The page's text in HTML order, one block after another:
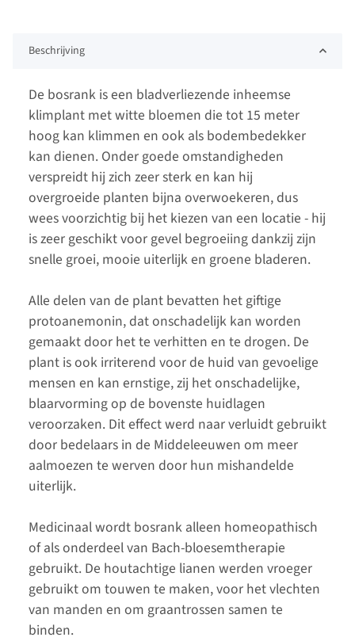
Beschrijving
De bosrank is een bladverliezende inheemse
klimplant met witte bloemen die tot 15 meter
hoog kan klimmen en ook als bodembedekker
kan dienen. Onder goede omstandigheden
verspreidt hij zich zeer sterk en kan hij
overgroeide planten bijna overwoekeren, dus
wees voorzichtig bij het kiezen van een locatie - hij
is zeer geschikt voor gevel begroeiing dankzij zijn
snelle groei, mooie uiterlijk en groene bladeren.
Alle delen van de plant bevatten het giftige
protoanemonin, dat onschadelijk kan worden
gemaakt door het te verhitten en te drogen. De
plant is ook irriterend voor de huid van gevoelige
mensen en kan ernstige, zij het onschadelijke,
blaarvorming op de bovenste huidlagen
veroorzaken. Dit effect werd naar verluidt gebruikt
door bedelaars in de Middeleeuwen om meer
aalmoezen te werven door hun mishandelde
uiterlijk.
Medicinaal wordt bosrank alleen homeopathisch
of als onderdeel van Bach-bloesemtherapie
gebruikt. De houtachtige lianen werden vroeger
gebruikt om touwen te maken, voor het vlechten
van manden en om graantrossen samen te
binden.